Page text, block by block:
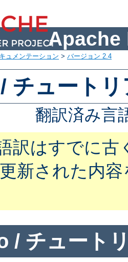
Apache
ュメンテーション > バージョン 2.4
チュート
翻訳済み言
訳はすでに
新された内
/ チュート